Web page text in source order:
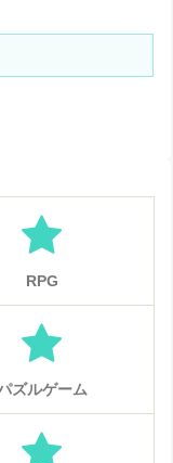
RPG
ズルゲーム